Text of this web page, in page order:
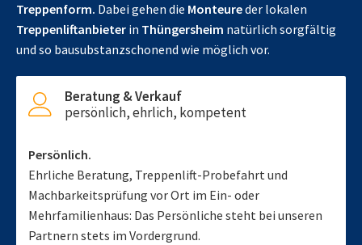
Treppenform. Dabei gehen die Monteureder lokalen
Treppenliftanbieter in Thüngersheim natürlich sorgfältig
und so bausubstanzschonend wie möglich vor.
Beratung & Verkauf
persönlich, ehrlich, kompetent
Persönlich.
Ehrliche Beratung, Treppenlift-Probefahrt und
Machbarkeitsprüfung vor Ort im Ein- oder
Mehrfamilienhaus: Das Persönliche steht bei unseren
Partnern stets im Vordergrund.